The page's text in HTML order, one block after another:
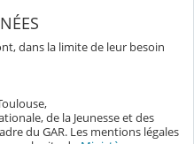
dans la limite de leur besoin
de la Jeunesse et des
du GAR. Les mentions légales